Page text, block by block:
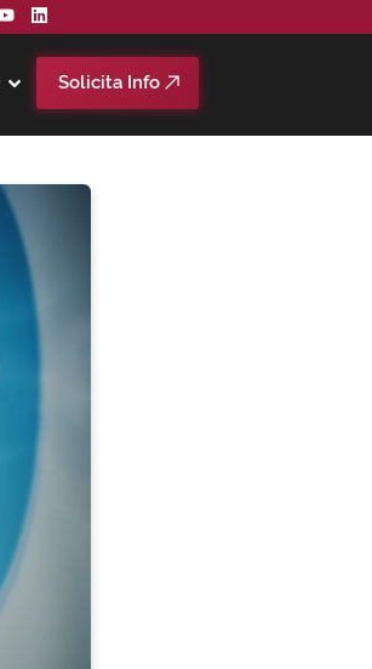
Solicita Info